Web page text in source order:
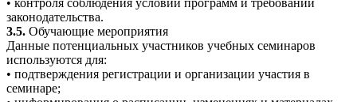
• контроля соблюдения условий программ и требований
законодательства.
3.5. Обучающие мероприятия
Данные потенциальных участников учебных семинаров
используются для:
• подтверждения регистрации и организации участия в
семинаре;